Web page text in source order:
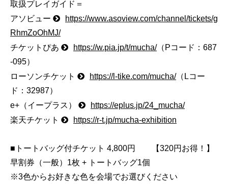
取扱プレイガイド＝
アソビュー
https://www.asoview.com/channel/tickets/g
RhmZoOhMJ/
チケットぴあ
https://w.pia.jp/t/mucha/（Pコード：687
-095）
ローソンチケット
https://l-tike.com/mucha/（Lコー
ド：32987）
e+（イープラス）
https://eplus.jp/24_mucha/
楽天チケット
https://r-t.jp/mucha-exhibition
■トートバッグ付チケット 4,800円 【320円お得！】
早割券（一般）1枚 + トートバッグ1個
※3色からお好きな色を会場でお選びください